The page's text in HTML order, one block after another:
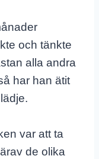
och tänkte
alla andra
har han ätit
var att ta
de olika